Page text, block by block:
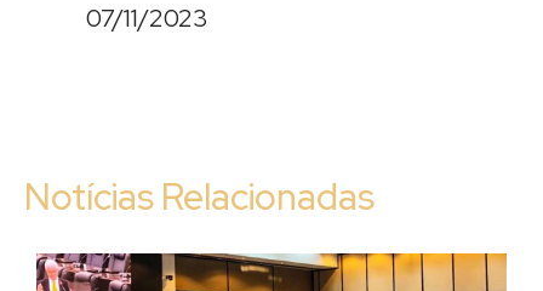
07/11/2023
Notícias Relacionadas